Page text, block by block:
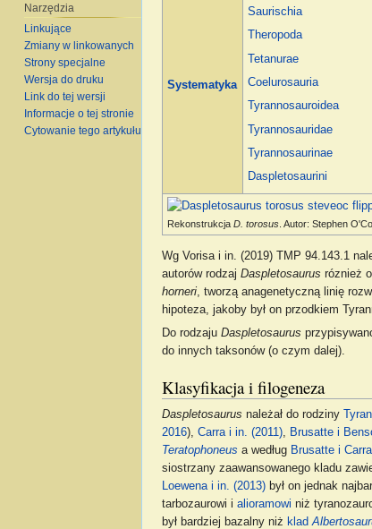
Systematyka
Saurischia
Theropoda
Tetanurae
Coelurosauria
Tyrannosauroidea
Tyrannosauridae
Tyrannosaurinae
Daspletosaurini
RekonstrukcjaD. torosus . Autor: Stephen
Wg Vorisa i in. (2019) TMP 94.143.1
autorów rodzaj Daspletosaurus róznież
horneri, tworzą anagenetyczną linię
hipoteza, jakoby był on przodkiem
Do rodzaju Daspletosaurus
do innych taksonów (o czym dalej).
Klasyfikacja i filogeneza
Daspletosaurus należał do rodziny
2016), Carra i in. (2011), Brusatte i
Teratophoneus a według Brusatte i
siostrzany zaawansowanego kladu
Loewena i in. (2013)był on jednak
tarbozaurowi i alioramowi niż
był bardziej bazalny niż klad
Narzędzia
Linkujące
Zmiany w linkowanych
Strony specjalne
Wersja do druku
Link do tej wersji
Informacje o tej stronie
Cytowanie tego artykułu